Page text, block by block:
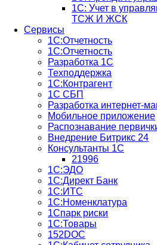
1C: Учет в
ТСЖ И ЖСК
Сервисы
1С:Отчетность
1С:Отчетность
Разработка 1С
Техподдержка
1С:Контрагент
1С СБП
Разработка интернет-
Мобильное приложение
Распознавание
Внедрение Битрикс 24
Консультанты 1С
21996
1С:ЭДО
1С:Директ Банк
1С:ИТС
1С:Номенклатура
1Спарк риски
1С:Товары
152DOC